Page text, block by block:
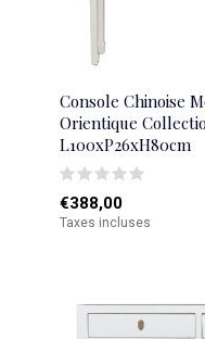
Console Chinoise
Orientique
L100xP26xH80cm
€388,00
Taxes incluses